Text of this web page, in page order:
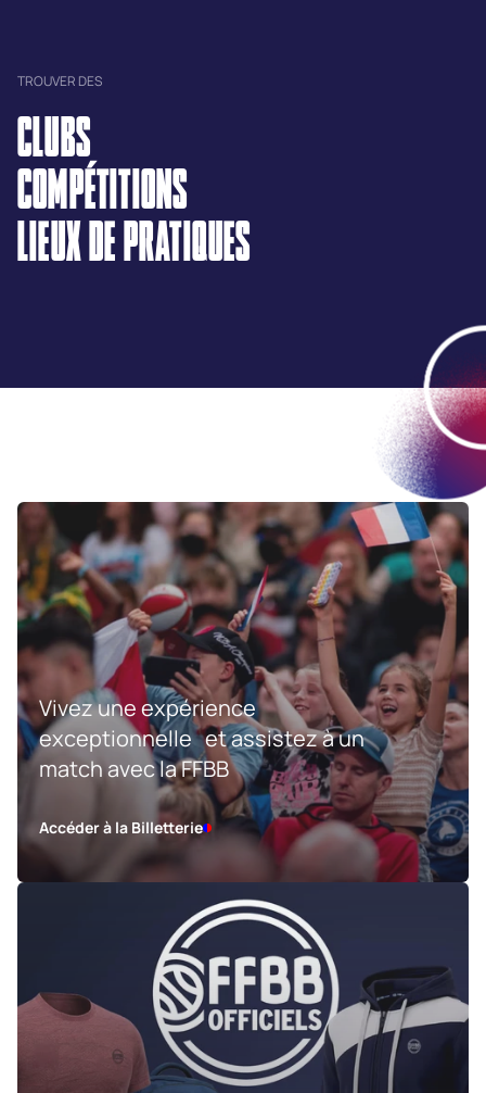
TROUVER DES
CLUBS
COMPÉTITIONS
LIEUX DE PRATIQUES
Vivez une expérience
exceptionnelle et assistez à un
match avec la FFBB
Accéder à la Billetterie